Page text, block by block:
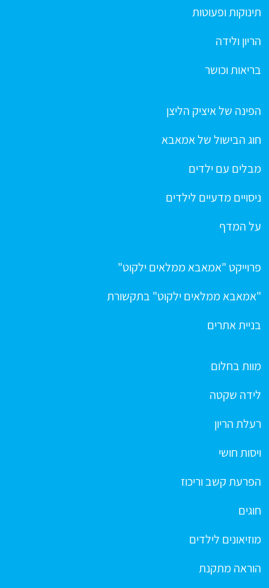
תינוקות ופעוטות
הריון ולידה
בריאות וכושר
הפינה של איציק הליצן
חוג הבישול של אמאבא
מבלים עם ילדים
ניסויים מדעיים לילדים
על המדף
פרוייקט "אמאבא ממלאים ילקוט"
"אמאבא ממלאים ילקוט" בתקשורת
בניית אתרים
מוות בחלום
לידה שקטה
רעלת הריון
ויסות חושי
הפרעת קשב וריכוז
חוגים
מוזיאונים לילדים
הוראה מתקנת